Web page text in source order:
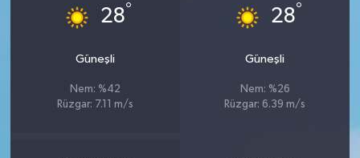
28°
Güneşli
Nem: %42
Rüzgar: 7.11 m/s
28°
Güneşli
Nem: %26
Rüzgar: 6.39 m/s